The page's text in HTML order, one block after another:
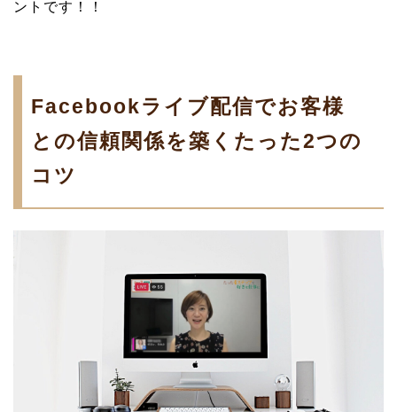
ントです！！
Facebookライブ配信でお客様
との信頼関係を築くたった2つの
コツ